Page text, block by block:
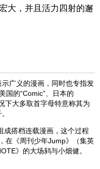
大，并且活力四射的邂
广义的漫画，同时也专指发
国的“Comic”、日本的
下大多取首字母特意称其为
搭档连载漫画，这个过程
在《周刊少年Jump》（集英
》的大场鸫与小畑健。